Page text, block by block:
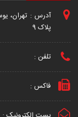
پلاک 9
تلفن :
فاکس :